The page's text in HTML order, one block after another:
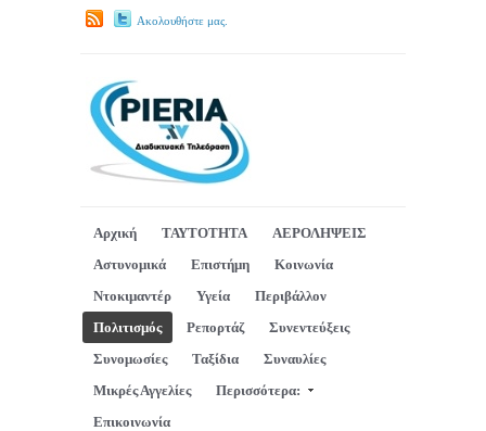
Ακολουθήστε μας.
Αρχική ΤΑΥΤΟΤΗΤΑ
ΑΕΡΟΛΗΨΕΙΣ
Αστυνομικά
Επιστήμη
Κοινωνία
Ντοκιμαντέρ
Υγεία
Περιβάλλον
Πολιτισμός
Ρεπορτάζ
Συνεντεύξεις
Συνομωσίες
Ταξίδια
Συναυλίες
Μικρές Αγγελίες
Περισσότερα:
Επικοινωνία